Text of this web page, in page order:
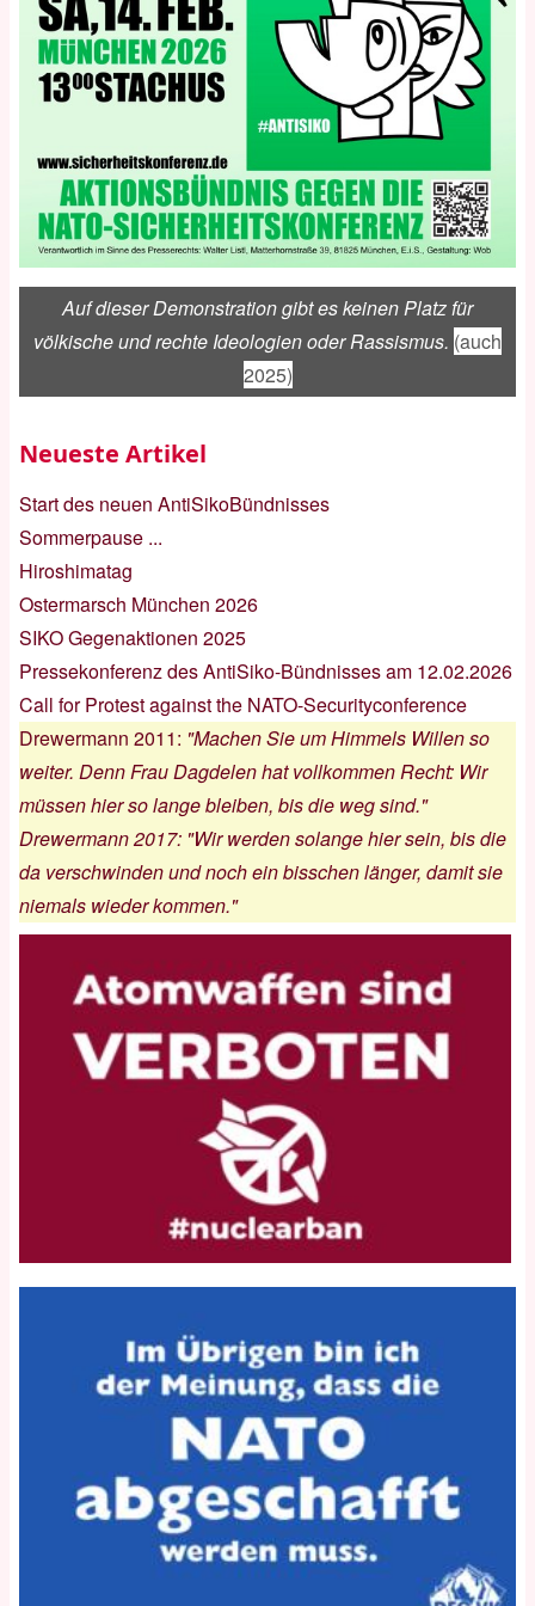
Auf dieser Demonstration gibt es keinen Platz für
völkische und rechte Ideologien oder Rassismus. (auch
2025)
Neueste Artikel
Start des neuen AntiSikoBündnisses
Sommerpause ...
Hiroshimatag
Ostermarsch München 2026
SIKO Gegenaktionen 2025
Pressekonferenz des AntiSiko-Bündnisses am 12.02.2026
Call for Protest against the NATO-Securityconference
Drewermann 2011: "Machen Sie um Himmels Willen so
weiter. Denn Frau Dagdelen hat vollkommen Recht: Wir
müssen hier so lange bleiben, bis die weg sind."
Drewermann 2017: "Wir werden solange hier sein, bis die
da verschwinden und noch ein bisschen länger, damit sie
niemals wieder kommen."